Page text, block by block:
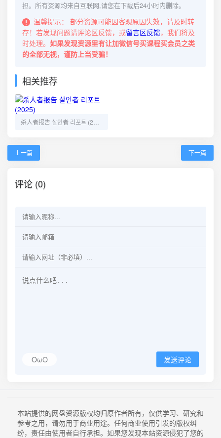
担。所有资源均来自互联网,请您在下载后24小时内删除。
温馨提示：
部分资源可能因客观原因失效，请及时转
存！若发现问题请评论区反馈，或留言区反馈，我们将及
时处理。 如果发现资源里有让加微信号买课程买会员之类
的全部无视，谨防上当受骗！
相关推荐
上一篇 下一篇
评论 (0)
OωO 发送评论
本站提供的网盘资源版权均归原作者所有，仅供学习、研究和
参考之用，请勿用于商业用途。任何商业使用引发的版权纠
纷，责任由使用者自行承担。如果您发现本站资源侵犯了您的